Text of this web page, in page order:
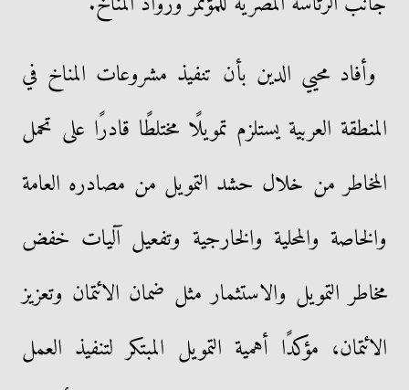
وأفاد محيي الدين بأن تنفيذ مشروعات المناخ في
المنطقة العربية يستلزم تمويلًا مختلطًا قادرًا على تحمل
المخاطر من خلال حشد التمويل من مصادره العامة
والخاصة والمحلية والخارجية وتفعيل آليات خفض
مخاطر التمويل والاستثمار مثل ضمان الائتمان وتعزيز
الائتمان، مؤكدًا أهمية التمويل المبتكر لتنفيذ العمل